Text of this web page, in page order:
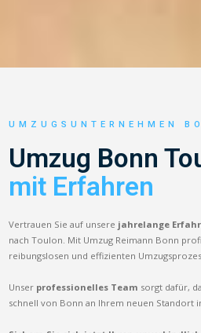
UMZUGSUNTERNEHMEN
Umzug Bonn
mit Erfahren
Vertrauen Sie auf unsere jahrelange
nach Toulon. Mit Umzug Reimann Bonn
reibungslosen und effizienten
Unser professionelles Team sorgt dafür,
schnell von Bonn an Ihrem neuen Standort